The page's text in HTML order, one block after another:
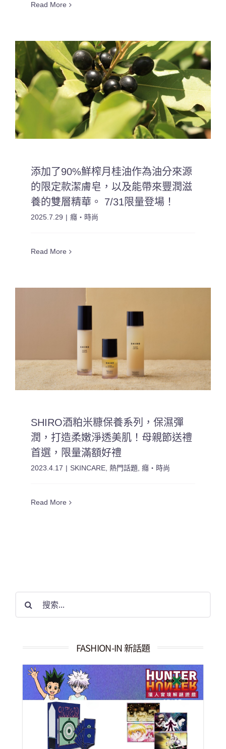
Read More
添加了90%鮮榨月桂油作為油分來源
的限定款潔膚皂，以及能帶來豐潤滋
養的雙層精華。 7/31限量登場！
2025.7.29 | 癮・時尚
Read More
SHIRO酒粕米糠保養系列，保濕彈
潤，打造柔嫩淨透美肌！母親節送禮
首選，限量滿額好禮
2023.4.17 | SKINCARE,熱門話題,癮・時尚
Read More
果：
FASHION-IN 新話題